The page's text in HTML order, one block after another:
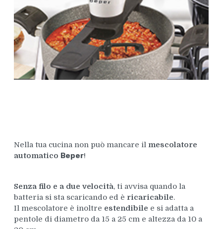
Nella tua cucina non può mancare il mescolatore
automatico Beper!
Senza filo e a due velocità, ti avvisa quando la
batteria si sta scaricando ed è ricaricabile.
Il mescolatore è inoltre estendibile e si adatta a
pentole di diametro da 15 a 25 cm e altezza da 10 a